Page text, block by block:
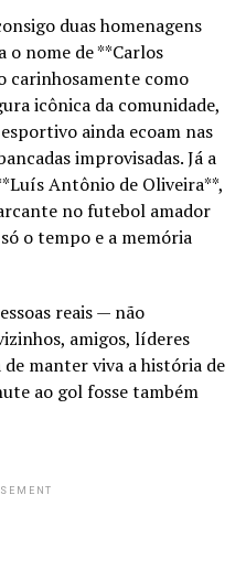
duas homenagens
o nome de **Carlos
carinhosamente como
icônica da comunidade,
ainda ecoam nas
improvisadas. Já a
Antônio de Oliveira**,
no futebol amador
o tempo e a memória
reais — não
amigos, líderes
manter viva a história de
ao gol fosse também